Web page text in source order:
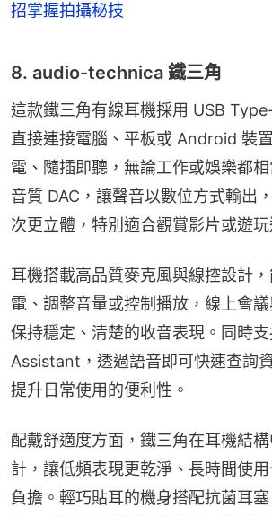
招掌握拍攝秘技
8. audio-technica 鐵三角
這款鐵三角有線耳機採用 USB
直接連接電腦、平板或 Android 裝
電、隨插即聽，無論工作或娛樂都
音質 DAC，讓聲音以數位方式輸出
次更立體，特別適合觀賞影片或遊玩
耳機搭載高品質麥克風與線控設計
電、調整音量或控制播放，線上會
保持穩定、清楚的收音表現。同時
Assistant，透過語音即可快速查詢
提升日常使用的便利性。
配戴舒適度方面，鐵三角在耳機結
計，讓低頻表現更乾淨、長時間使
負擔。輕巧貼耳的機身搭配抗菌耳